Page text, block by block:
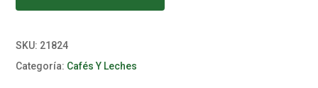
SKU: 21824
Categoría: Cafés Y Leches